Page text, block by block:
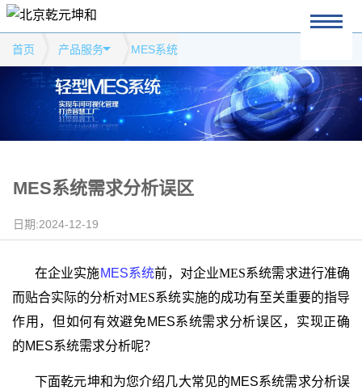
首页 产品服务 MES系统
MES系统需求分析误区
日期:2024-12-19
在企业实施MES系统前，对企业MES系统需求进行准确
而贴合实际的分析对MES系统实施的成功有至关重要的指导
作用，但如何有效避免MES系统需求分析误区，实现正确
的MES系统需求分析呢？
下面乾元坤和为您介绍几大常见的MES系统需求分析误